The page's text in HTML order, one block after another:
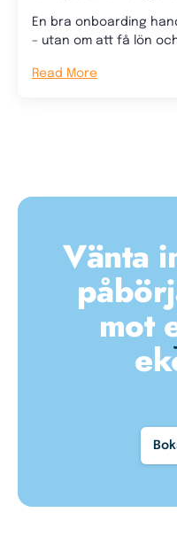
En bra onboarding
– utan om att få lön
Read More
Vänta
mot